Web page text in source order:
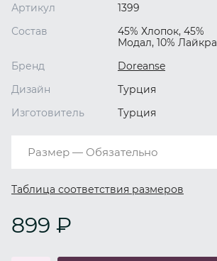
Артикул
1399
Состав
45% Хлопок, 45%
Модал, 10% Лайкра
Бренд
Doreanse
Дизайн
Турция
Изготовитель
Турция
Размер — Обязательно
Таблица соответствия размеров
899 ₽